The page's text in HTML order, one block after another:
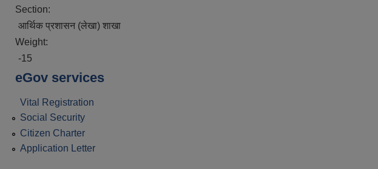
Section:
आर्थिक प्रशासन (लेखा) शाखा
Weight:
-15
eGov services
Vital Registration
Social Security
Citizen Charter
Application Letter